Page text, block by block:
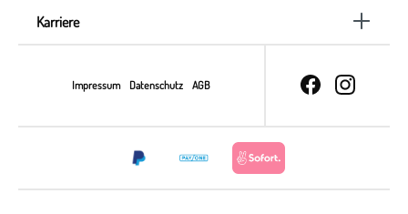
Karriere
Impressum Datenschutz AGB